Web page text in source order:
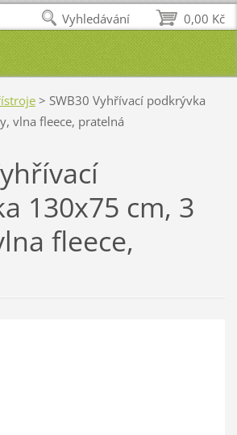
> SWB30 Vyhřívací podkrývka
vlna fleece, pratelná
130x75 cm, 3
fleece,
0,00 Kč
Vyhledávání